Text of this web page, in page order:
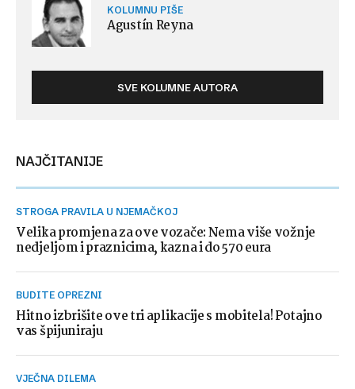
KOLUMNU PIŠE
Agustín Reyna
SVE KOLUMNE AUTORA
NAJČITANIJE
STROGA PRAVILA U NJEMAČKOJ
Velika promjena za ove vozače: Nema više vožnje
nedjeljom i praznicima, kazna i do 570 eura
BUDITE OPREZNI
Hitno izbrišite ove tri aplikacije s mobitela! Potajno
vas špijuniraju
VJEČNA DILEMA